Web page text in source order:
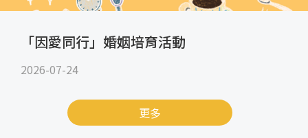
「因愛同行」婚姻培育活動
2026-07-24
更多